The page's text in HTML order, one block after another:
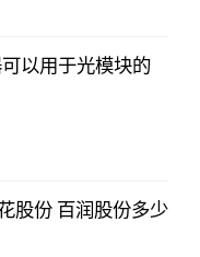
以用于光模块的
股份 百润股份多少